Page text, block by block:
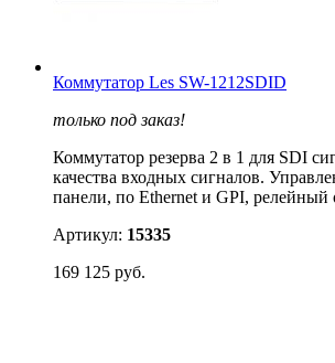
Коммутатор Les SW-1212SDID
только под заказ!
Коммутатор резерва 2 в 1 для SDI
качества входных сигналов.
панели, по Ethernet и GPI, релейный
Артикул: 15335
169 125 руб.